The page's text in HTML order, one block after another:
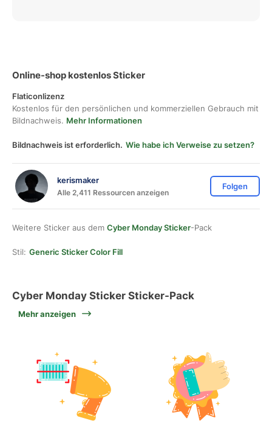
Online-shop kostenlos Sticker
Flaticonlizenz
Kostenlos für den persönlichen und kommerziellen Gebrauch mit
Bildnachweis. Mehr Informationen
Bildnachweis ist erforderlich. Wie habe ich Verweise zu setzen?
kerismaker
Alle 2,411 Ressourcen anzeigen
Folgen
Weitere Sticker aus dem Cyber Monday Sticker-Pack
Stil: Generic Sticker Color Fill
Cyber Monday Sticker Sticker-Pack
Mehr anzeigen